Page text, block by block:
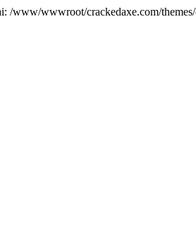
/www/wwwroot/crackedaxe.com/